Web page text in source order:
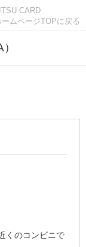
ームページTOPに戻る
くのコンビニで